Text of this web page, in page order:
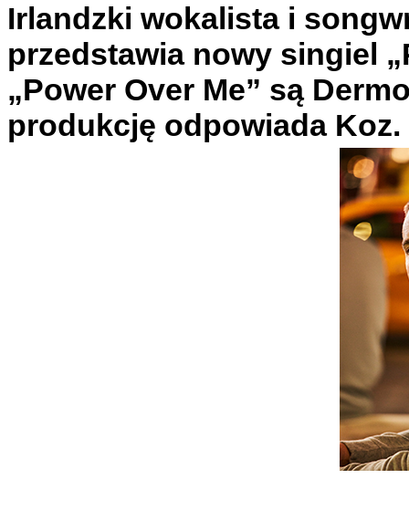
Irlandzki wokalista i
przedstawia nowy singiel
„Power Over Me” są
produkcję odpowiada Koz.